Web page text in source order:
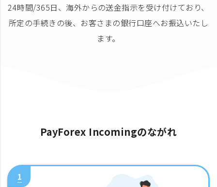
24時間/365日、海外からの送金指示を受け付けており、
所定の手続きの後、お客さまの銀行口座へお振込いたし
ます。
PayForex Incomingのながれ
1